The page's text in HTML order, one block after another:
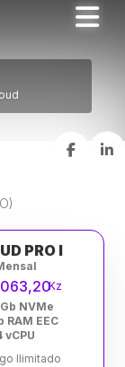
PRO I
Kz
NVMe
RAM EEC
vCPU
Ilimitado